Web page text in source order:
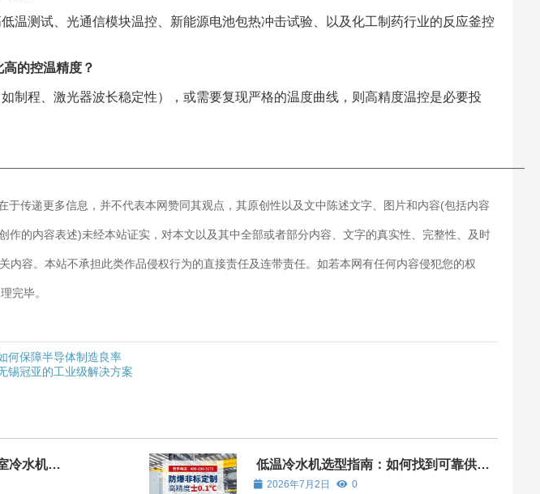
温测试、光通信模块温控、新能源电池包热冲击试验、以及化工制药行业的反应釜控
的控温精度？
制程、激光器波长稳定性），或需要复现严格的温度曲线，则高精度温控是必要投
于传递更多信息，并不代表本网赞同其观点，其原创性以及文中陈述文字、图片和内容(包括内容
作的内容表述)未经本站证实，对本文以及其中全部或者部分内容、文字的真实性、完整性、及时
内容。本站不承担此类作品侵权行为的直接责任及连带责任。如若本网有任何内容侵犯您的权
完毕。
何保障半导体制造良率
锡冠亚的工业级解决方案
冷水机
供应商？关键考
低温冷水机选型指南：如何找到可靠供应
厂家并匹配无锡冠亚解决方案
2026年7月2日 0